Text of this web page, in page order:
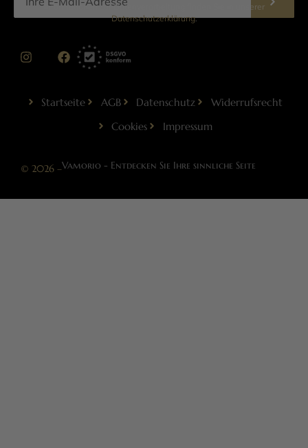
Informationen zur Datenverarbeitung finden Sie in unserer
Datenschutzerklärung.
Startseite AGB Datenschutz
Widerrufsrecht
Cookies
Impressum
© 2026 –Vamorio - Entdecken Sie Ihre sinnliche Seite